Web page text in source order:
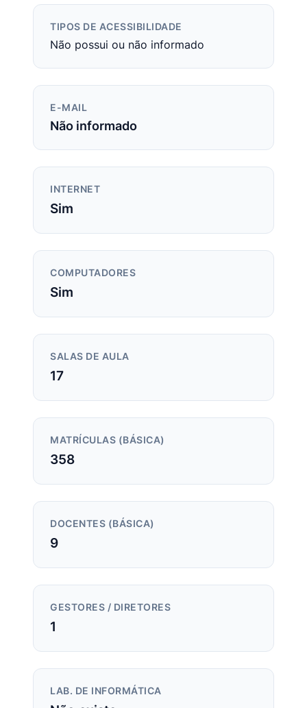
TIPOS DE ACESSIBILIDADE
Não possui ou não informado
E-MAIL
Não informado
INTERNET
Sim
COMPUTADORES
Sim
SALAS DE AULA
17
MATRÍCULAS (BÁSICA)
358
DOCENTES (BÁSICA)
9
GESTORES / DIRETORES
1
LAB. DE INFORMÁTICA